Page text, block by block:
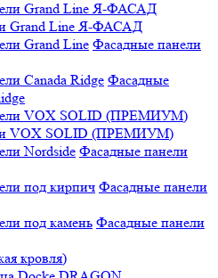
Grand Line Я-ФАСАД
Фасадные панели
Фасадные
VOX SOLID (ПРЕМИУМ)
Фасадные панели
Фасадные панели
Фасадные панели
кровля)